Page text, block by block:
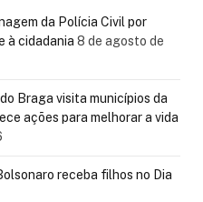
da Polícia Civil por
à cidadania 8 de agosto de
Braga visita municípios da
ações para melhorar a vida
receba filhos no Dia